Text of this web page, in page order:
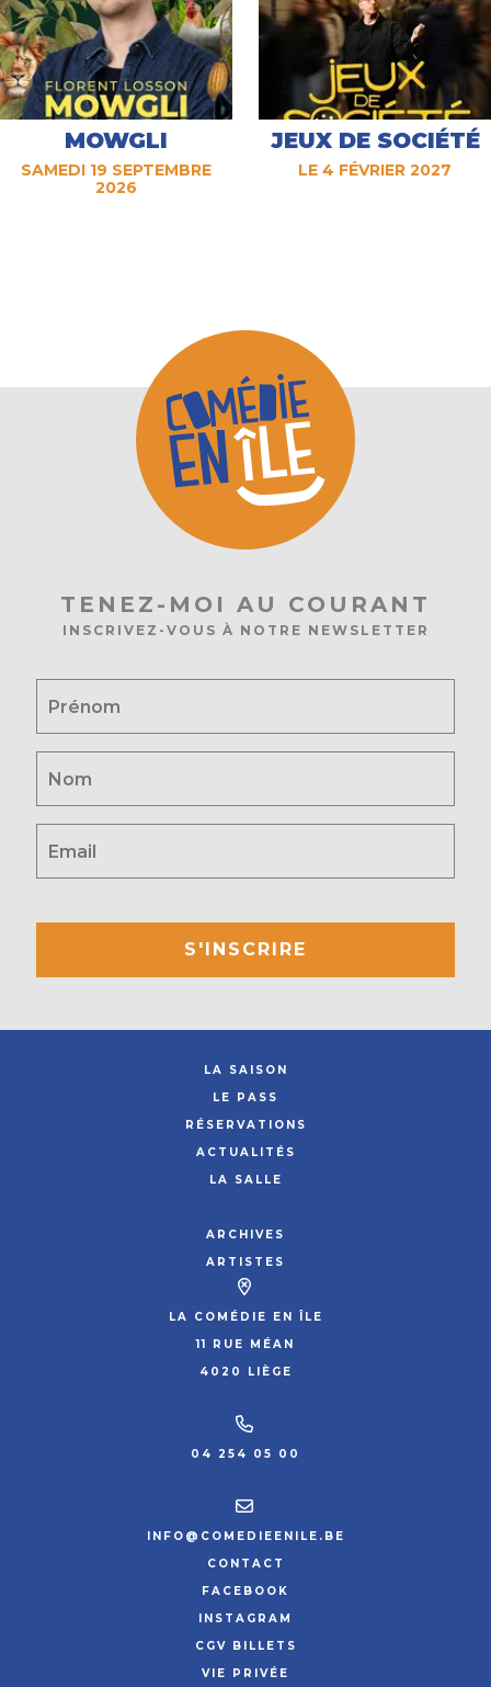
MOWGLI
SAMEDI 19 SEPTEMBRE
2026
JEUX DE SOCIÉTÉ
LE 4 FÉVRIER 2027
TENEZ-MOI AU COURANT
INSCRIVEZ-VOUS À NOTRE NEWSLETTER
S'INSCRIRE
LA SAISON
LE PASS
RÉSERVATIONS
ACTUALITÉS
LA SALLE
ARCHIVES
ARTISTES
LA COMÉDIE EN ÎLE
11 RUE MÉAN
4020 LIÈGE
04 254 05 00
INFO@COMEDIEENILE.BE
CONTACT
FACEBOOK
INSTAGRAM
CGV BILLETS
VIE PRIVÉE